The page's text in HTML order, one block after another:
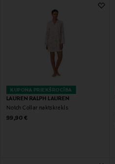
KUPONA PRIEKŠROCĪBA
LAUREN RALPH LAUREN
Notch Collar naktskrekls
Original Price
99,90 €